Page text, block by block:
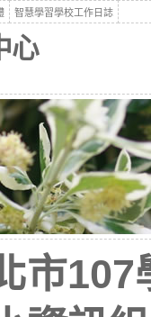
智慧學習學校工作日誌
心
市107